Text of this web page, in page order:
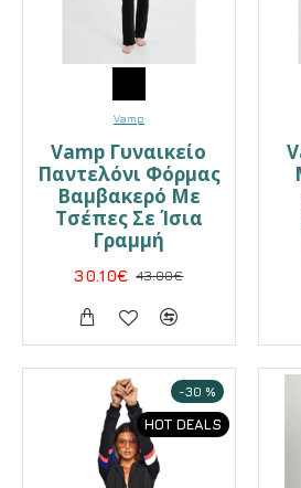
Vamp
Vamp Γυναικείο
Παντελόνι Φόρμας
Βαμβακερό Με
Τσέπες Σε Ίσια
Γραμμή
30.10€ 43.00€
HOT DEALS
-30 %